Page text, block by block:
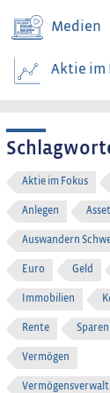
Medien
Aktie im
Aktie im Fokus
Anlegen
Auswandern
Euro Geld
Immobilien
Rente Sparen
Vermögen